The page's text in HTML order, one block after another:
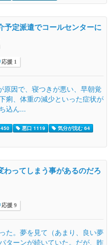
予定派遣でコールセンターに
応援 1
因で、寝つきが悪い、早朝覚
痢、体重の減少といった症状が
込ん...
悪口 1119
気分が沈む 64
ってしまう事があるのだろ
応援 9
た。夢を見て（あまり、良い夢
ターンが続いていた。だが、昨